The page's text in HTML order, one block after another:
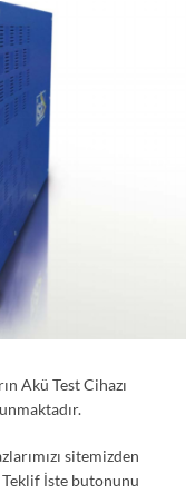
Akü Test Cihazı
sitemizden
İste butonunu